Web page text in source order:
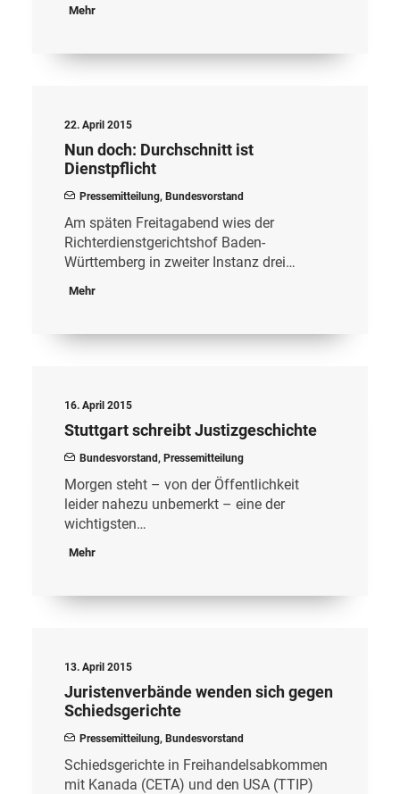
Mehr
22. April 2015
Nun doch: Durchschnitt ist
Dienstpflicht
Pressemitteilung, Bundesvorstand
Am späten Freitagabend wies der
Richterdienstgerichtshof Baden-
Württemberg in zweiter Instanz drei…
Mehr
16. April 2015
Stuttgart schreibt Justizgeschichte
Bundesvorstand, Pressemitteilung
Morgen steht – von der Öffentlichkeit
leider nahezu unbemerkt – eine der
wichtigsten…
Mehr
13. April 2015
Juristenverbände wenden sich gegen
Schiedsgerichte
Pressemitteilung, Bundesvorstand
Schiedsgerichte in Freihandelsabkommen
mit Kanada (CETA) und den USA (TTIP)